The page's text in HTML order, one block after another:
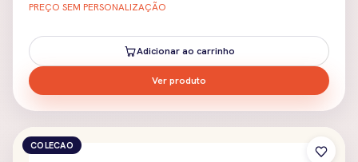
PREÇO SEM PERSONALIZAÇÃO
Adicionar ao carrinho
Ver produto
COLECAO